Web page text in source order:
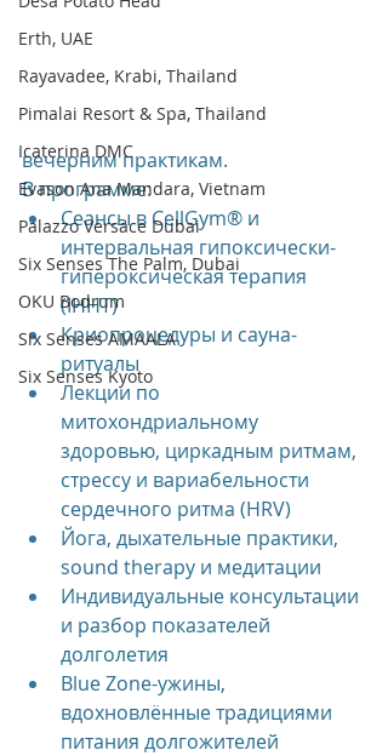
Erth, UAE
Rayavadee, Krabi, Thailand
Pimalai Resort & Spa, Thailand
Icaterina DMC
Evason Ana Mandara, Vietnam
Palazzo Versace Dubai
Six Senses The Palm, Dubai
OKU Bodrum
Six Senses AMAALA
Six Senses Kyoto
вечерним практикам.
В программе:
Сеансы в CellGym® и
интервальная гипоксически-
гипероксическая терапия
(IHHT)
Криопроцедуры и сауна-
ритуалы
Лекции по
митохондриальному
здоровью, циркадным ритмам,
стрессу и вариабельности
сердечного ритма (HRV)
Йога, дыхательные практики,
sound therapy и медитации
Индивидуальные консультации
и разбор показателей
долголетия
Blue Zone-ужины,
вдохновлённые традициями
питания долгожителей